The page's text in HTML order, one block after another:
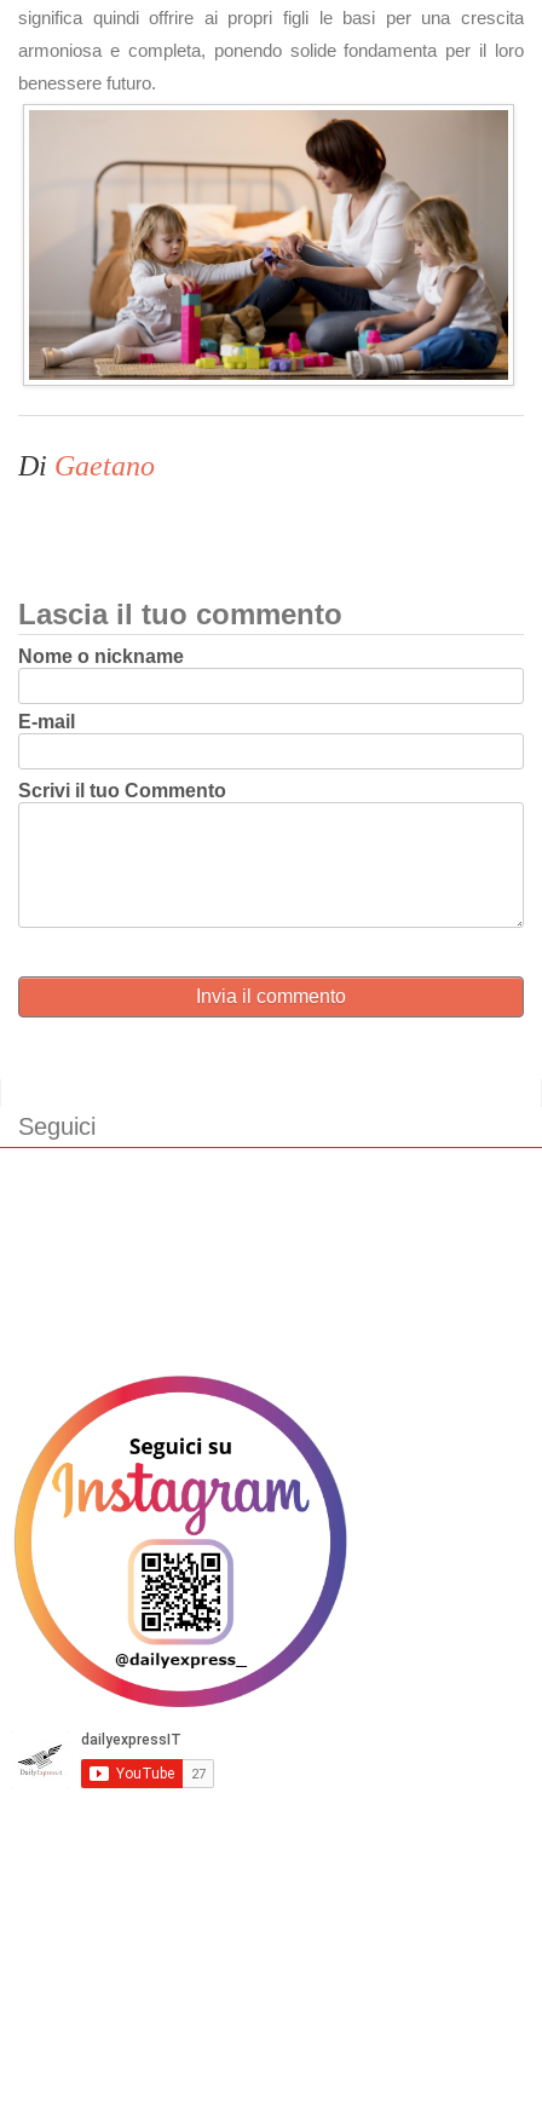
significa quindi offrire ai propri figli le basi per una crescita
armoniosa e completa, ponendo solide fondamenta per il loro
benessere futuro.
Di Gaetano
Lascia il tuo commento
Nome o nickname
E-mail
Scrivi il tuo Commento
Invia il commento
Seguici